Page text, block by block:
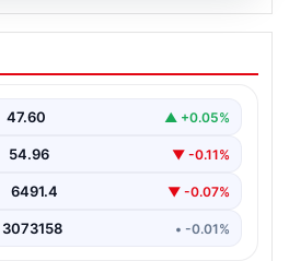
il il sorgulama ekranı
küçükbaş canlı kilo
fiyatları
47.60 ▲ +0.05%
54.96 ▼ -0.11%
6491.4 ▼ -0.07%
3073158 • -0.01%